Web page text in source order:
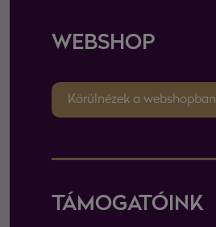
WEBSHOP
Körülnézek a webshopban
TÁMOGATÓINK